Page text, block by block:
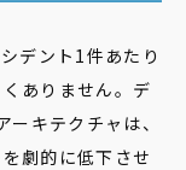
デント1件あたり
ありません。デ
キテクチャは、
劇的に低下させ